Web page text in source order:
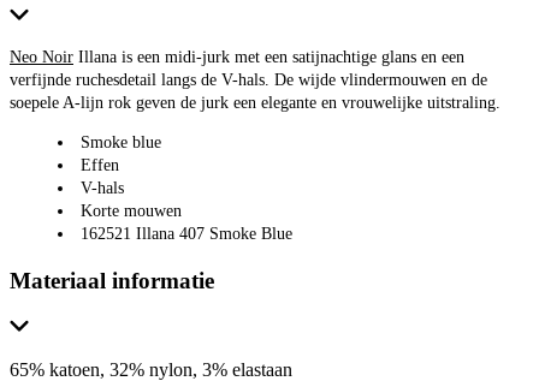
Neo Noir Illana is een midi-jurk met een satijnachtige glans en een
verfijnde ruchesdetail langs de V-hals. De wijde vlindermouwen en de
soepele A-lijn rok geven de jurk een elegante en vrouwelijke uitstraling.
Smoke blue
Effen
V-hals
Korte mouwen
162521 Illana 407 Smoke Blue
Materiaal informatie
65% katoen, 32% nylon, 3% elastaan